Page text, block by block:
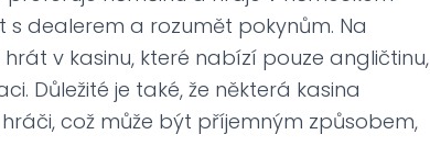
s dealerem a rozumět pokynům. Na
v kasinu, které nabízí pouze angličtinu,
Důležité je také, že některá kasina
což může být příjemným způsobem,